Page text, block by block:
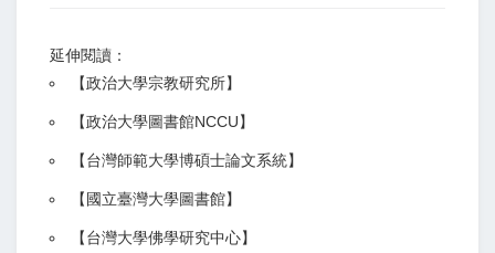
延伸閱讀：
【政治大學宗教研究所】
【政治大學圖書館NCCU】
【台灣師範大學博碩士論文系統】
【 國立臺灣大學圖書館】
【台灣大學佛學研究中心】